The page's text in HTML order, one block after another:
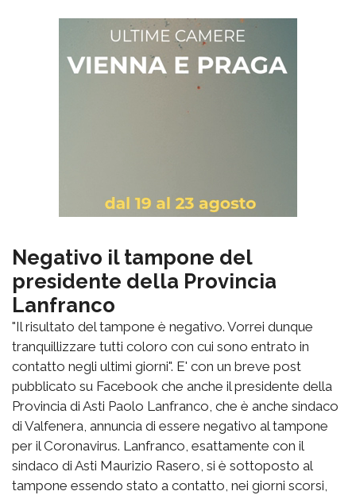
Negativo il tampone del
presidente della Provincia
Lanfranco
"Il risultato del tampone è negativo. Vorrei dunque
tranquillizzare tutti coloro con cui sono entrato in
contatto negli ultimi giorni". E' con un breve post
pubblicato su Facebook che anche il presidente della
Provincia di Asti Paolo Lanfranco, che è anche sindaco
di Valfenera, annuncia di essere negativo al tampone
per il Coronavirus. Lanfranco, esattamente con il
sindaco di Asti Maurizio Rasero, si è sottoposto al
tampone essendo stato a contatto, nei giorni scorsi,